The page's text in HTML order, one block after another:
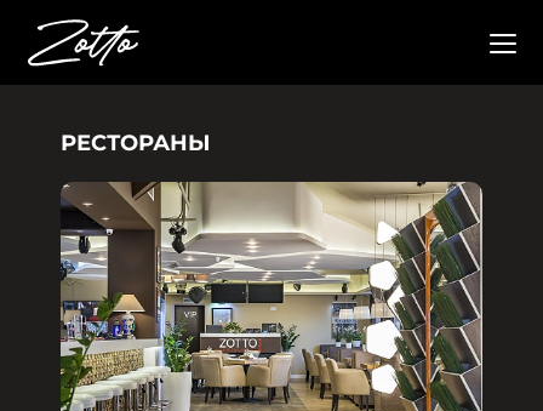
РЕСТОРАНЫ